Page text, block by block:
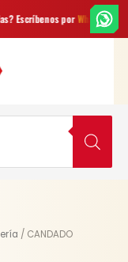
porWhatsApp
/ CANDADO